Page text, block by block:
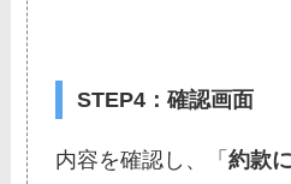
STEP4：確認画面
内容を確認し、「 約款